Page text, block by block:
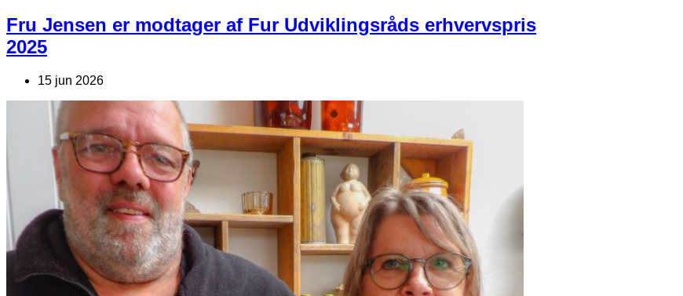
Fru Jensen er modtager af Fur Udviklingsråds erhvervspris
2025
15 jun 2026